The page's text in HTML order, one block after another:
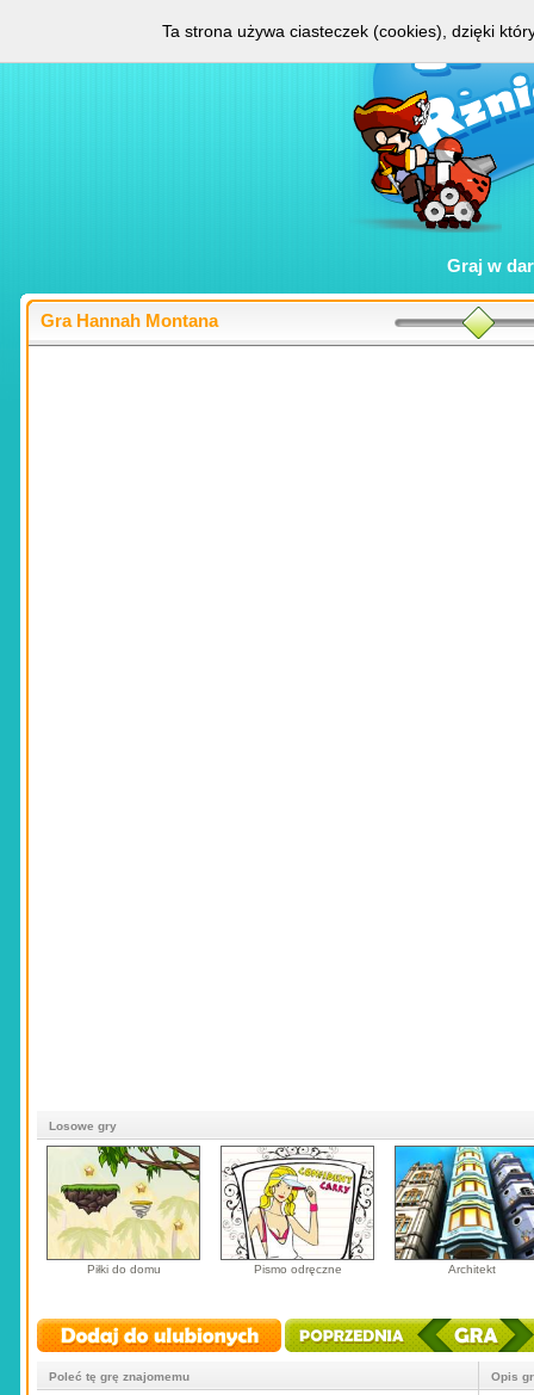
Graj w
Gra Hannah Montana
Losowe gry
Piłki do domu Pismo odręczne Architekt
Poleć tę grę znajomemu
Opis
Ta strona używa ciasteczek (cookies), dzięki